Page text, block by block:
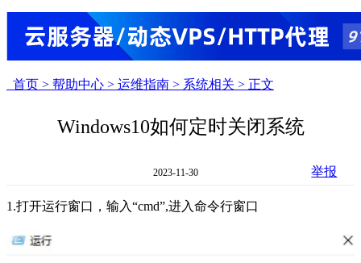
首页 > 帮助中心 > 运维指南 > 系统相关 > 正文
Windows10如何定时关闭系统
2023-11-30 举报
1.打开运行窗口，输入“cmd”,进入命令行窗口